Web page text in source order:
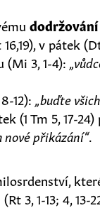
v pátek
(Mi 3, 1-4):
12): „buďte
(1 Tm 5, 17-
nové přikázání“.
(Rt 3, 1-13; 4,